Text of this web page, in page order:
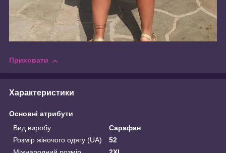
Приховати
Характеристики
Основні атрибути
Вид виробу
Сарафан
Розмір жіночого одягу (UA)
52